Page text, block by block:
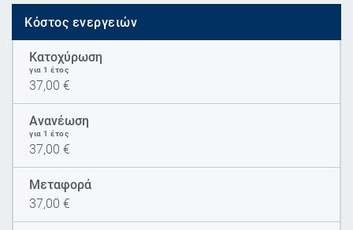
Κόστος ενεργειών
Κατοχύρωση
για 1 έτος
37,00 €
Ανανέωση
για 1 έτος
37,00 €
Μεταφορά
37,00 €